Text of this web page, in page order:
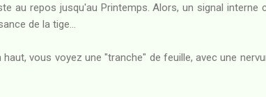
au repos jusqu'au Printemps. Alors, un signal interne
de la tige...
vous voyez une "tranche" de feuille, avec une